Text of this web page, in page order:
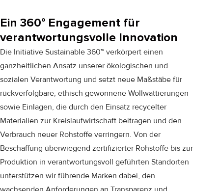
Ein 360° Engagement für
verantwortungsvolle Innovation
Die Initiative Sustainable 360™ verkörpert einen
ganzheitlichen Ansatz unserer ökologischen und
sozialen Verantwortung und setzt neue Maßstäbe für
rückverfolgbare, ethisch gewonnene Wollwattierungen
sowie Einlagen, die durch den Einsatz recycelter
Materialien zur Kreislaufwirtschaft beitragen und den
Verbrauch neuer Rohstoffe verringern. Von der
Beschaffung überwiegend zertifizierter Rohstoffe bis zur
Produktion in verantwortungsvoll geführten Standorten
unterstützen wir führende Marken dabei, den